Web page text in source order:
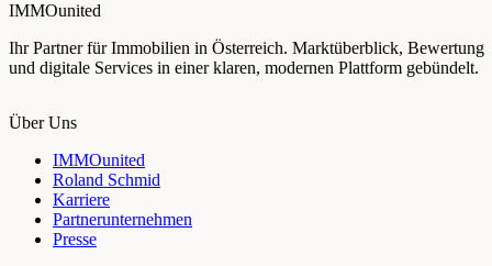
IMMOunited
Ihr Partner für Immobilien in Österreich. Marktüberblick, Bewertung
und digitale Services in einer klaren, modernen Plattform gebündelt.
Über Uns
IMMOunited
Roland Schmid
Karriere
Partnerunternehmen
Presse